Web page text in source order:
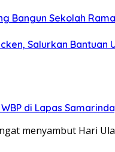
Bangun Sekolah
Salurkan Bantuan
di Lapas
menyambut Hari